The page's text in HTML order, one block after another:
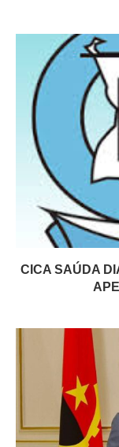
CICA SAÚDA